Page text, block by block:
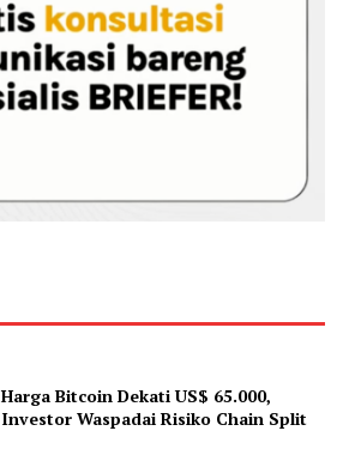
Harga Bitcoin Dekati US$ 65.000,
Investor Waspadai Risiko Chain Split